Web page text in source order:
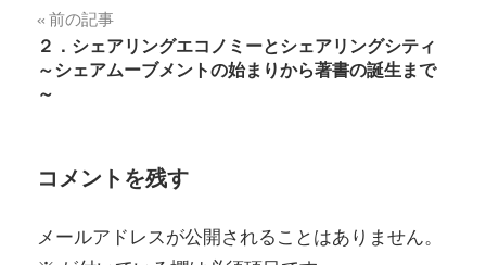
投
稿
ナ
ゲ
ー
前の記事
２．シェアリングエコノミーとシェアリングシティ
～シェアムーブメントの始まりから著書の誕生まで
～
コメントを残す
メールアドレスが公開されることはありません。